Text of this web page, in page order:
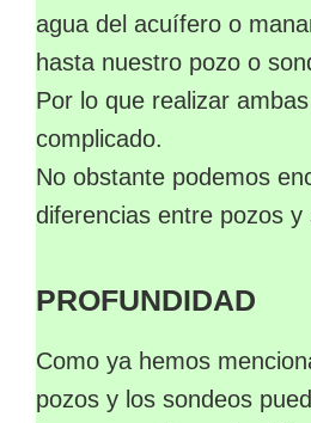
agua del acuífero o
hasta nuestro pozo o
Por lo que realizar
complicado.
No obstante podemos
diferencias entre pozos y
PROFUNDIDAD
Como ya hemos
pozos y los sondeos